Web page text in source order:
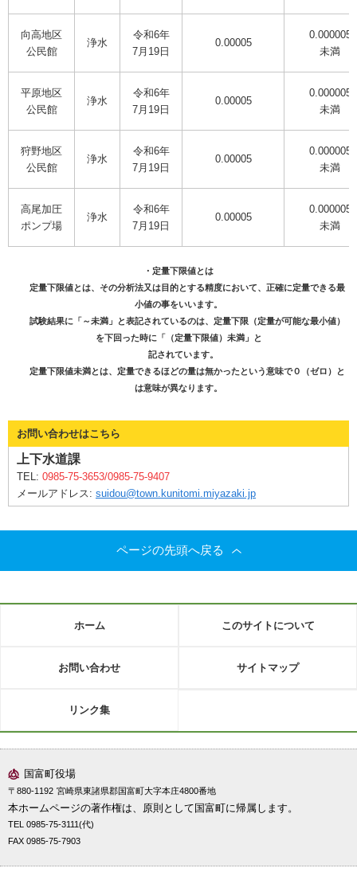
向高地区
公民館
浄水
令和6年
7月19日
0.00005
0.000005
未満
平原地区
公民館
浄水
令和6年
7月19日
0.00005
0.000005
未満
狩野地区
公民館
浄水
令和6年
7月19日
0.00005
0.000005
未満
高尾加圧
ポンプ場
浄水
令和6年
7月19日
0.00005
0.000005
未満
・定量下限値とは
定量下限値とは、その分析法又は目的とする精度において、正確に定量できる最
小値の事をいいます。
試験結果に「～未満」と表記されているのは、定量下限（定量が可能な最小値）
を下回った時に「（定量下限値）未満」と
記されています。
定量下限値未満とは、定量できるほどの量は無かったという意味で０（ゼロ）と
は意味が異なります。
お問い合わせはこちら
上下水道課
TEL: 0985-75-3653/0985-75-9407
メールアドレス: suidou@town.kunitomi.miyazaki.jp
ページの先頭へ戻る
ホーム このサイトについて
お問い合わせ サイトマップ
リンク集
国富町役場
〒880-1192 宮崎県東諸県郡国富町大字本庄4800番地
本ホームページの著作権は、原則として国富町に帰属します。
TEL 0985-75-3111(代)
FAX 0985-75-7903